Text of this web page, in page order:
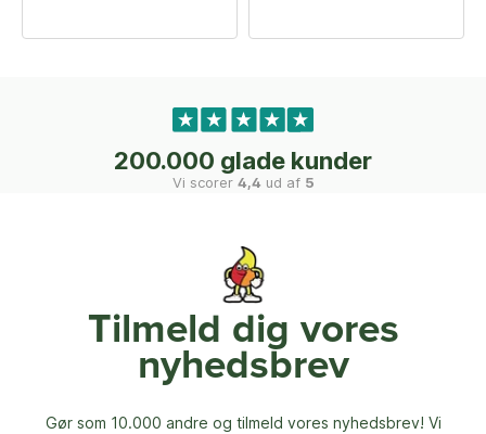
200.000 glade kunder
Vi scorer 4,4 ud af 5
Tilmeld dig vores
nyhedsbrev
Gør som 10.000 andre og tilmeld vores nyhedsbrev! Vi